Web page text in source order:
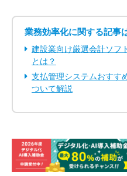
業務効率化に関する記事
建設業向け厳選会計ソフ
とは？
支払管理システムおすす
ついて解説